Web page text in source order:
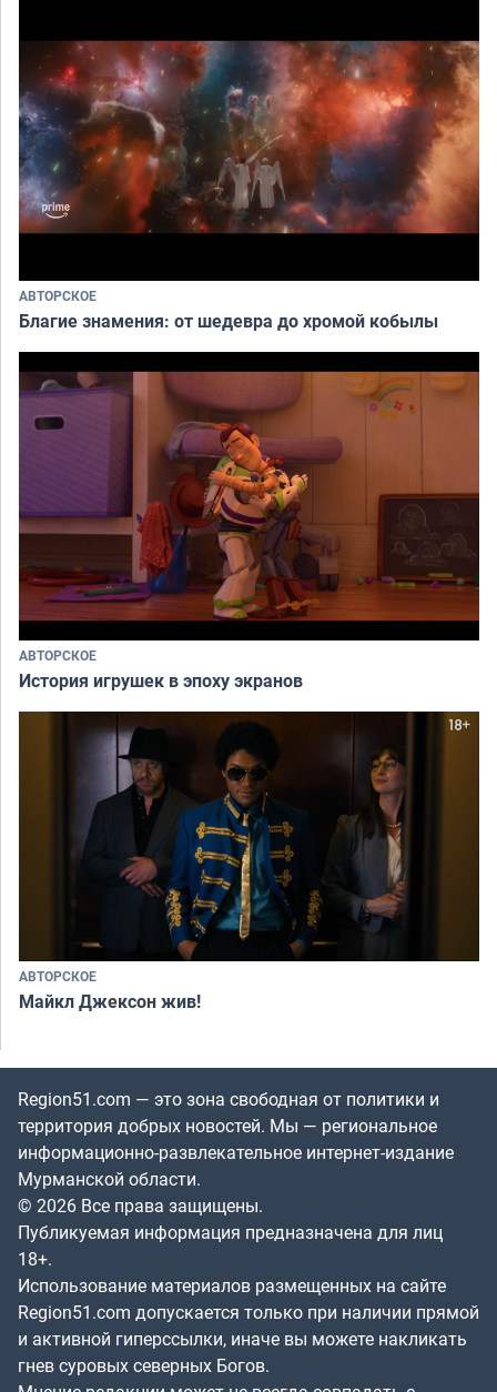
АВТОРСКОЕ
Благие знамения: от шедевра до хромой кобылы
АВТОРСКОЕ
История игрушек в эпоху экранов
АВТОРСКОЕ
Майкл Джексон жив!
Region51.com — это зона свободная от политики и
территория добрых новостей. Мы — региональное
информационно-развлекательное интернет-издание
Мурманской области.
© 2026 Все права защищены.
Публикуемая информация предназначена для лиц
18+.
Использование материалов размещенных на сайте
Region51.com допускается только при наличии прямой
и активной гиперссылки, иначе вы можете накликать
гнев суровых северных Богов.